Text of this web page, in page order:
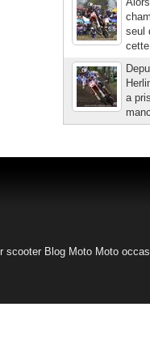
seul
a
scooter Blog Moto Moto